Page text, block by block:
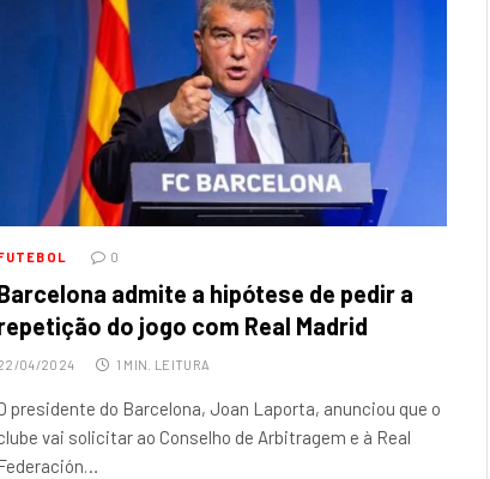
0
admite a hipótese de pedir a
do jogo com Real Madrid
04/2024 1 MIN. LEITURA
presidente do Barcelona, Joan Laporta, anunciou que o
vai solicitar ao Conselho de Arbitragem e à Real
Federación…